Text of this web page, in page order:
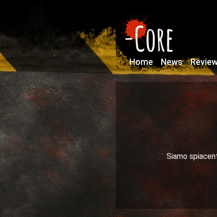
Home News
Siamo